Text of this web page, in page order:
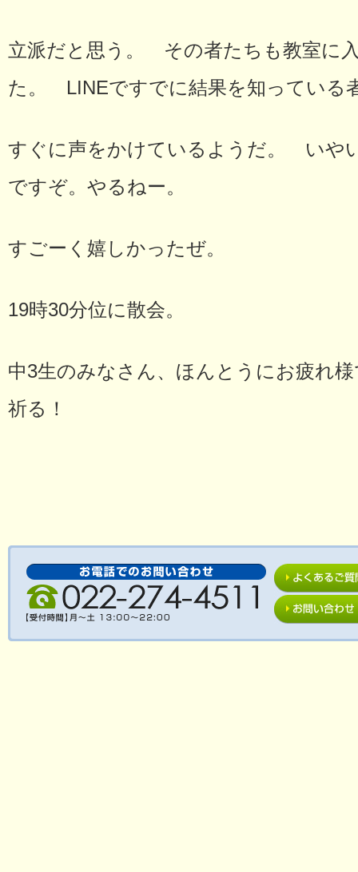
立派だと思う。 その者たちも教室に
た。 LINEですでに結果を知っている
すぐに声をかけているようだ。 いや
ですぞ。やるねー。
すごーく嬉しかったぜ。
19時30分位に散会。
中3生のみなさん、ほんとうにお疲れ
祈る！